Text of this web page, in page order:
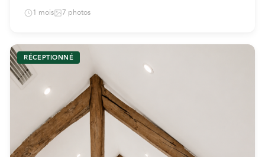
1 mois 7 photos
RÉCEPTIONNÉ